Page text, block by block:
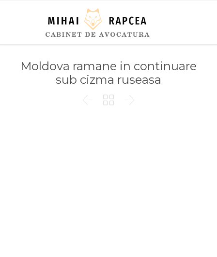
Moldova ramane in continuare
sub cizma ruseasa
  